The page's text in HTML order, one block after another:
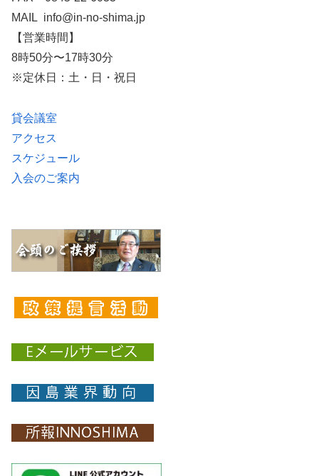
MAIL info@in-no-shima.jp
【営業時間】
8時50分〜17時30分
※定休日：土・日・祝日
貸会議室
アクセス
スケジュール
入会のご案内